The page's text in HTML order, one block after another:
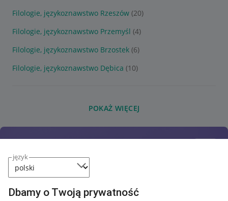
język
Dbamy o Twoją prywatność
Filologie, językoznawstwo Rzeszów (20)
Filologie, językoznawstwo Przemyśl (4)
Filologie, językoznawstwo Brzostek (6)
Filologie, językoznawstwo Dębica (10)
POKAŻ WIĘCEJ